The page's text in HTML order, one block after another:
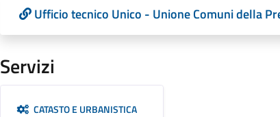
Ufficio tecnico Unico - Unione Comuni della
Servizi
CATASTO E URBANISTICA